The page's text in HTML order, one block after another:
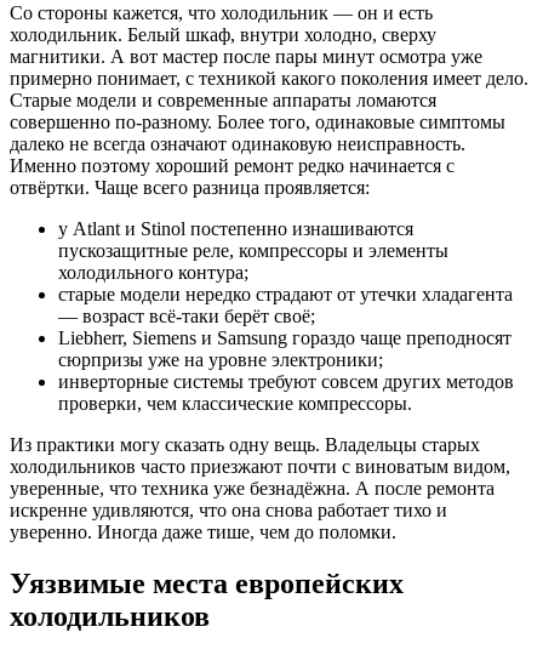
Со стороны кажется, что холодильник — он и есть
холодильник. Белый шкаф, внутри холодно, сверху
магнитики. А вот мастер после пары минут осмотра уже
примерно понимает, с техникой какого поколения имеет дело.
Старые модели и современные аппараты ломаются
совершенно по-разному. Более того, одинаковые симптомы
далеко не всегда означают одинаковую неисправность.
Именно поэтому хороший ремонт редко начинается с
отвёртки. Чаще всего разница проявляется:
у Atlant и Stinol постепенно изнашиваются
пускозащитные реле, компрессоры и элементы
холодильного контура;
старые модели нередко страдают от утечки хладагента
— возраст всё-таки берёт своё;
Liebherr, Siemens и Samsung гораздо чаще преподносят
сюрпризы уже на уровне электроники;
инверторные системы требуют совсем других методов
проверки, чем классические компрессоры.
Из практики могу сказать одну вещь. Владельцы старых
холодильников часто приезжают почти с виноватым видом,
уверенные, что техника уже безнадёжна. А после ремонта
искренне удивляются, что она снова работает тихо и
уверенно. Иногда даже тише, чем до поломки.
Уязвимые места европейских
холодильников